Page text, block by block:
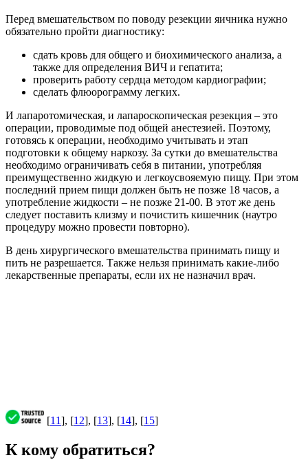
Перед вмешательством по поводу резекции яичника нужно
обязательно пройти диагностику:
сдать кровь для общего и биохимического анализа, а
также для определения ВИЧ и гепатита;
проверить работу сердца методом кардиографии;
сделать флюорограмму легких.
И лапаротомическая, и лапароскопическая резекция – это
операции, проводимые под общей анестезией. Поэтому,
готовясь к операции, необходимо учитывать и этап
подготовки к общему наркозу. За сутки до вмешательства
необходимо ограничивать себя в питании, употребляя
преимущественно жидкую и легкоусвояемую пищу. При этом
последний прием пищи должен быть не позже 18 часов, а
употребление жидкости – не позже 21-00. В этот же день
следует поставить клизму и почистить кишечник (наутро
процедуру можно провести повторно).
В день хирургического вмешательства принимать пищу и
пить не разрешается. Также нельзя принимать какие-либо
лекарственные препараты, если их не назначил врач.
[11], [12], [13], [14], [15]
К кому обратиться?